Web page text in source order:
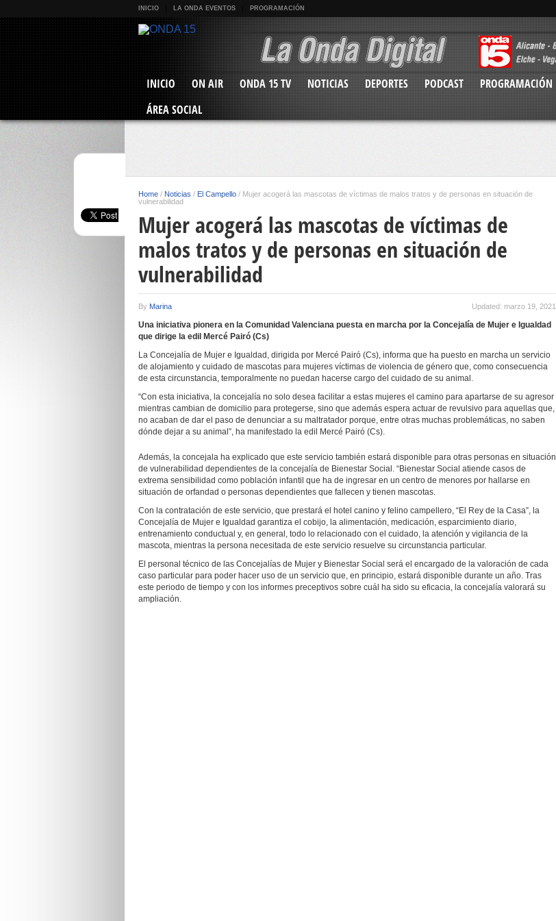
INICIO LA ONDA EVENTOS PROGRAMACIÓN
INICIO ON AIR ONDA 15 TV NOTICIAS DEPORTES PODCAST PROGRAMACIÓN
ÁREA SOCIAL
Home / Noticias / El Campello / Mujer acogerá las mascotas de víctimas de malos tratos y de personas en situación de
vulnerabilidad
Mujer acogerá las mascotas de víctimas de
malos tratos y de personas en situación de
vulnerabilidad
By Marina Updated: marzo 19, 2021
Una iniciativa pionera en la Comunidad Valenciana puesta en marcha por la Concejalía de Mujer e Igualdad
que dirige la edil Mercé Pairó (Cs)
La Concejalía de Mujer e Igualdad, dirigida por Mercé Pairó (Cs), informa que ha puesto en marcha un servicio
de alojamiento y cuidado de mascotas para mujeres víctimas de violencia de género que, como consecuencia
de esta circunstancia, temporalmente no puedan hacerse cargo del cuidado de su animal.
“Con esta iniciativa, la concejalía no solo desea facilitar a estas mujeres el camino para apartarse de su agresor
mientras cambian de domicilio para protegerse, sino que además espera actuar de revulsivo para aquellas que,
no acaban de dar el paso de denunciar a su maltratador porque, entre otras muchas problemáticas, no saben
dónde dejar a su animal”, ha manifestado la edil Mercé Pairó (Cs).
Además, la concejala ha explicado que este servicio también estará disponible para otras personas en situación
de vulnerabilidad dependientes de la concejalía de Bienestar Social. “Bienestar Social atiende casos de
extrema sensibilidad como población infantil que ha de ingresar en un centro de menores por hallarse en
situación de orfandad o personas dependientes que fallecen y tienen mascotas.
Con la contratación de este servicio, que prestará el hotel canino y felino campellero, “El Rey de la Casa”, la
Concejalía de Mujer e Igualdad garantiza el cobijo, la alimentación, medicación, esparcimiento diario,
entrenamiento conductual y, en general, todo lo relacionado con el cuidado, la atención y vigilancia de la
mascota, mientras la persona necesitada de este servicio resuelve su circunstancia particular.
El personal técnico de las Concejalías de Mujer y Bienestar Social será el encargado de la valoración de cada
caso particular para poder hacer uso de un servicio que, en principio, estará disponible durante un año. Tras
este periodo de tiempo y con los informes preceptivos sobre cuál ha sido su eficacia, la concejalía valorará su
ampliación.